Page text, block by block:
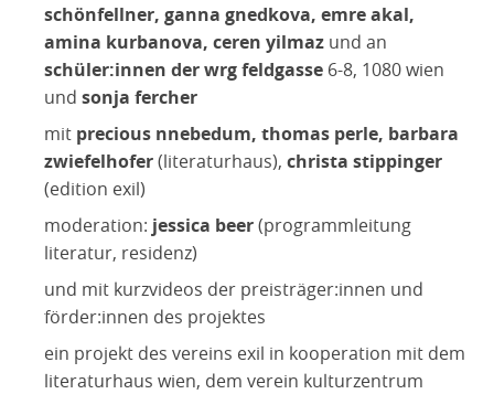
schönfellner, ganna gnedkova, emre akal,
amina kurbanova, ceren yilmaz und an
schüler:innen der wrg feldgasse 6-8, 1080 wien
und sonja fercher
mit precious nnebedum, thomas perle, barbara
zwiefelhofer(literaturhaus), christa stippinger
(edition exil)
moderation: jessica beer(programmleitung
literatur, residenz)
und mit kurzvideos der preisträger:innen und
förder:innen des projektes
ein projekt des vereins exil in kooperation mit dem
literaturhaus wien, dem verein kulturzentrum